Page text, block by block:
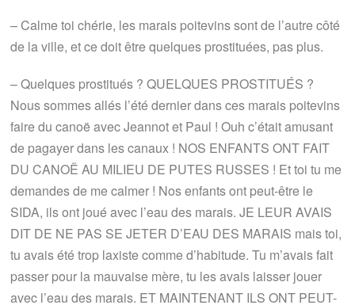
– Calme toi chérie, les marais poitevins sont de l’autre côté
de la ville, et ce doit être quelques prostituées, pas plus.
– Quelques prostitués ? QUELQUES PROSTITUÉS ?
Nous sommes allés l’été dernier dans ces marais poitevins
faire du canoë avec Jeannot et Paul ! Ouh c’était amusant
de pagayer dans les canaux ! NOS ENFANTS ONT FAIT
DU CANOË AU MILIEU DE PUTES RUSSES ! Et toi tu me
demandes de me calmer ! Nos enfants ont peut-être le
SIDA, ils ont joué avec l’eau des marais. JE LEUR AVAIS
DIT DE NE PAS SE JETER D’EAU DES MARAIS mais toi,
tu avais été trop laxiste comme d’habitude. Tu m’avais fait
passer pour la mauvaise mère, tu les avais laisser jouer
avec l’eau des marais. ET MAINTENANT ILS ONT PEUT-